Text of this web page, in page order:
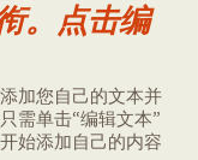
。 点击编
加您自己的文本并
需单击“编辑文本”
始添加自己的内容